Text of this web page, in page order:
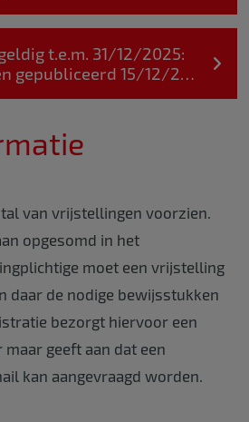
t.e.m. 31/12/2025:
gepubliceerd 15/12/2…
van vrijstellingen voorzien.
opgesomd in het
moet een vrijstelling
daar de nodige bewijsstukken
bezorgt hiervoor een
geeft aan dat een
kan aangevraagd worden.